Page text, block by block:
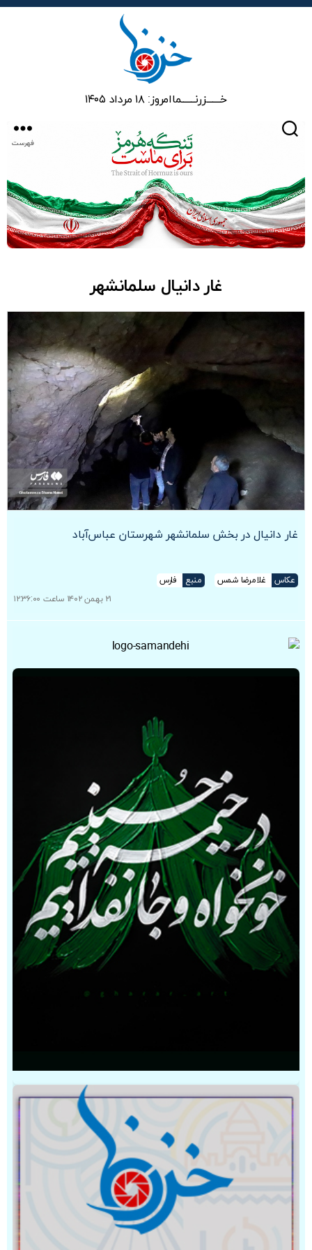
خـــــــزرنـــــــماامروز: ۱۸ مرداد ۱۴۰۵
فهرست
غار دانیال سلمانشهر
غار دانیال در بخش سلمانشهر شهرستان عباس‌آباد
عکاس غلامرضا شمس منبع
فارس
۲۱ بهمن ۱۴۰۲ ساعت ۱۲:۳۶:۰۰